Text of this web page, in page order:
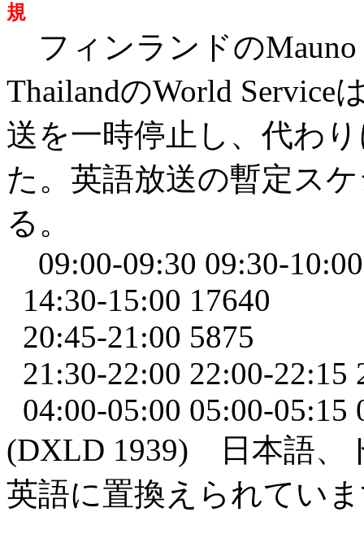
規
フィンランドの
ThailandのWorld Service
送を一時停止し、代わ
た。英語放送の暫定ス
る。
09:00-09:30 09:30-
14:30-15:00 17640
20:45-21:00 5875
21:30-22:00 22:00-22:15
04:00-05:00 05:00-05:15
(DXLD 1939) 日本語、
英語に置換えられてい